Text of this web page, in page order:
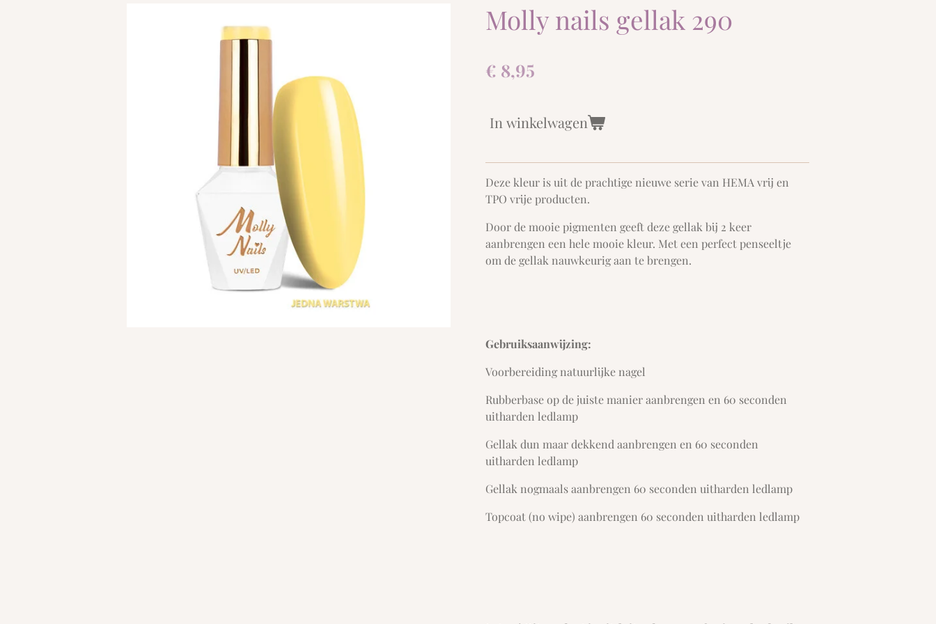
Molly nails gellak 290
€ 8,95
In winkelwagen
Deze kleur is uit de prachtige nieuwe serie van HEMA vrij en
TPO vrije producten.
Door de mooie pigmenten geeft deze gellak bij 2 keer
aanbrengen een hele mooie kleur. Met een perfect penseeltje
om de gellak nauwkeurig aan te brengen.
Gebruiksaanwijzing:
Voorbereiding natuurlijke nagel
Rubberbase op de juiste manier aanbrengen en 60 seconden
uitharden ledlamp
Gellak dun maar dekkend aanbrengen en 60 seconden
uitharden ledlamp
Gellak nogmaals aanbrengen 60 seconden uitharden ledlamp
Topcoat (no wipe) aanbrengen 60 seconden uitharden ledlamp